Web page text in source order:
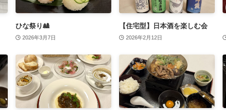
ひな祭り🎎
2026年3月7日
【住宅型】日本酒を楽しむ会
2026年2月12日